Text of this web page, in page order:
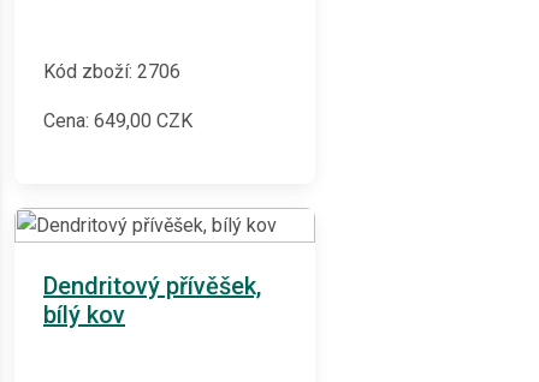
Kód zboží: 2706
Cena: 649,00 CZK
Dendritový přívěšek,
bílý kov